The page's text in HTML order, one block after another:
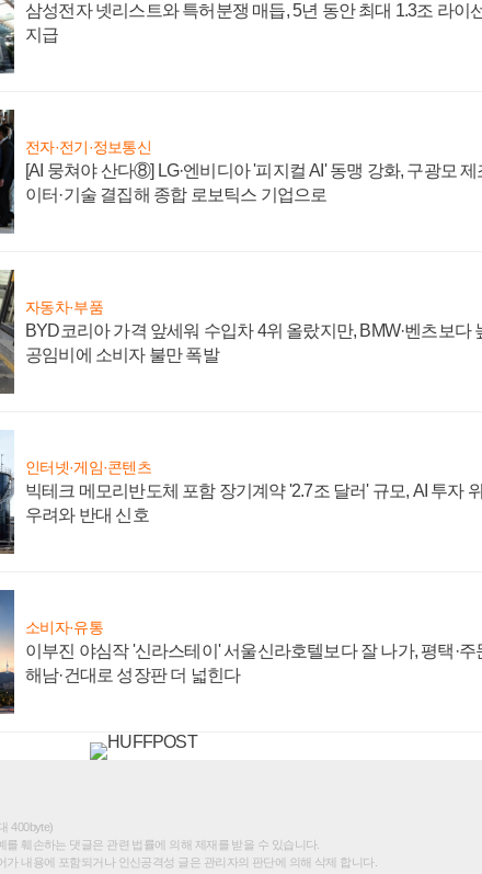
삼성전자 넷리스트와 특허분쟁 매듭, 5년 동안 최대 1.3조 라이
지급
전자·전기·정보통신
[AI 뭉쳐야 산다⑧] LG·엔비디아 '피지컬 AI' 동맹 강화, 구광모 제
이터·기술 결집해 종합 로보틱스 기업으로
자동차·부품
BYD코리아 가격 앞세워 수입차 4위 올랐지만, BMW·벤츠보다
공임비에 소비자 불만 폭발
인터넷·게임·콘텐츠
빅테크 메모리반도체 포함 장기계약 '2.7조 달러' 규모, AI 투자
우려와 반대 신호
소비자·유통
이부진 야심작 '신라스테이' 서울신라호텔보다 잘 나가, 평택·주
해남·건대로 성장판 더 넓힌다
400byte)
훼손하는 댓글은 관련 법률에 의해 제재를 받을 수 있습니다.
내용에 포함되거나 인신공격성 글은 관리자의 판단에 의해 삭제 합니다.